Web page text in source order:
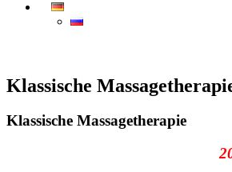
Klassische
Klassische Massagetherapie